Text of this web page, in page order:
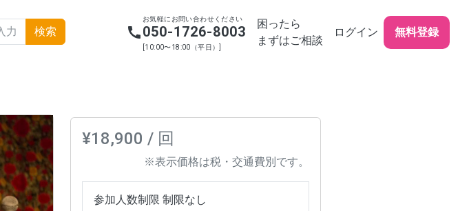
call
お気軽にお問い合わせください
050-1726-8003
[10:00〜18:00（平日）]
困ったら
まずはご相談
ログイン 無料登録
¥18,900 / 回
※表示価格は税・交通費別です。
参加人数制限 制限なし